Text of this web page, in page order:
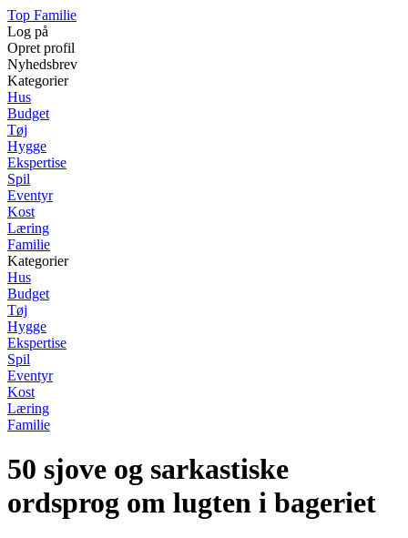
Top Familie
Log på
Opret profil
Nyhedsbrev
Kategorier
Hus
Budget
Tøj
Hygge
Ekspertise
Spil
Eventyr
Kost
Læring
Familie
Kategorier
Hus
Budget
Tøj
Hygge
Ekspertise
Spil
Eventyr
Kost
Læring
Familie
50 sjove og sarkastiske
ordsprog om lugten i bageriet